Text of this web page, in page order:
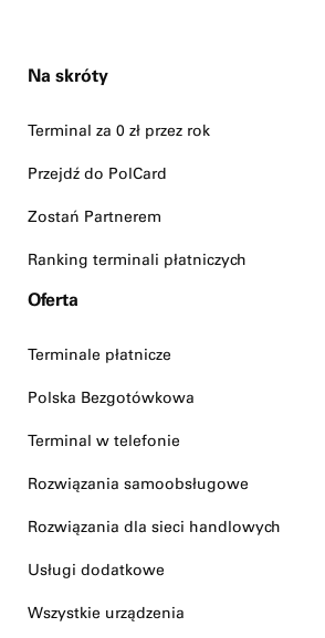
Na skróty
Terminal za 0 zł przez rok
Przejdź do PolCard
Zostań Partnerem
Ranking terminali płatniczych
Oferta
Terminale płatnicze
Polska Bezgotówkowa
Terminal w telefonie
Rozwiązania samoobsługowe
Rozwiązania dla sieci handlowych
Usługi dodatkowe
Wszystkie urządzenia